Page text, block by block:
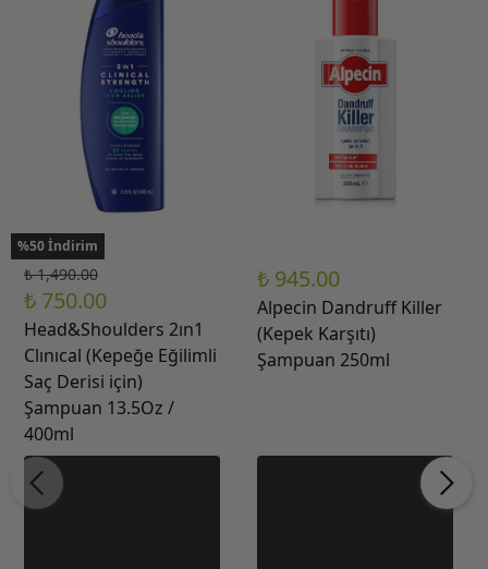
%50 İndirim
₺ 1,490.00
₺ 750.00
Head&Shoulders 2ın1
Clınıcal (Kepeğe Eğilimli
Saç Derisi için)
Şampuan 13.5Oz /
400ml
₺ 945.00
Alpecin Dandruff Killer
(Kepek Karşıtı)
Şampuan 250ml